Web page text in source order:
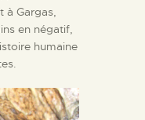
à Gargas,
en négatif,
humaine